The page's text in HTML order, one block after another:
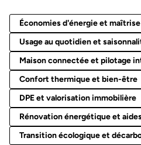
Économies d'énergie et
Usage au quotidien et
Maison connectée et pilotage
Confort thermique et bien-être
DPE et valorisation immobilière
Rénovation énergétique et
Transition écologique et